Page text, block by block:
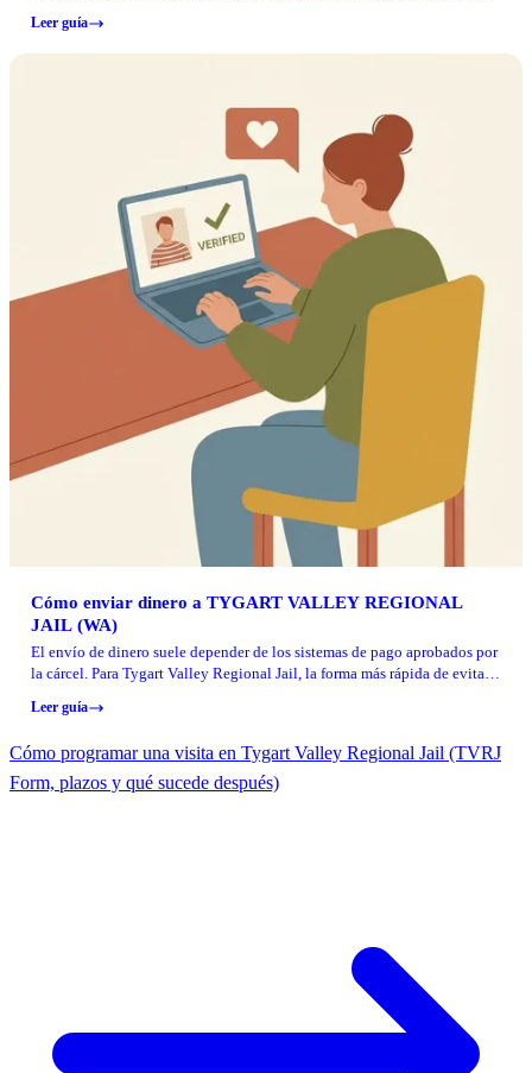
Leer guía
Cómo enviar dinero a TYGART VALLEY REGIONAL
JAIL (WA)
El envío de dinero suele depender de los sistemas de pago aprobados por
la cárcel. Para Tygart Valley Regional Jail, la forma más rápida de evitar
instalación antes de enviar nada.
Leer guía
Cómo programar una visita en Tygart Valley Regional Jail (TVRJ
Form, plazos y qué sucede después)